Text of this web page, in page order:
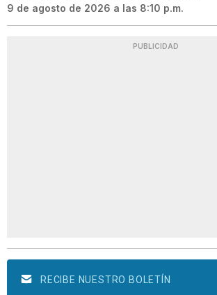
9 de agosto de 2026 a las 8:10 p.m.
PUBLICIDAD
RECIBE NUESTRO BOLETÍN